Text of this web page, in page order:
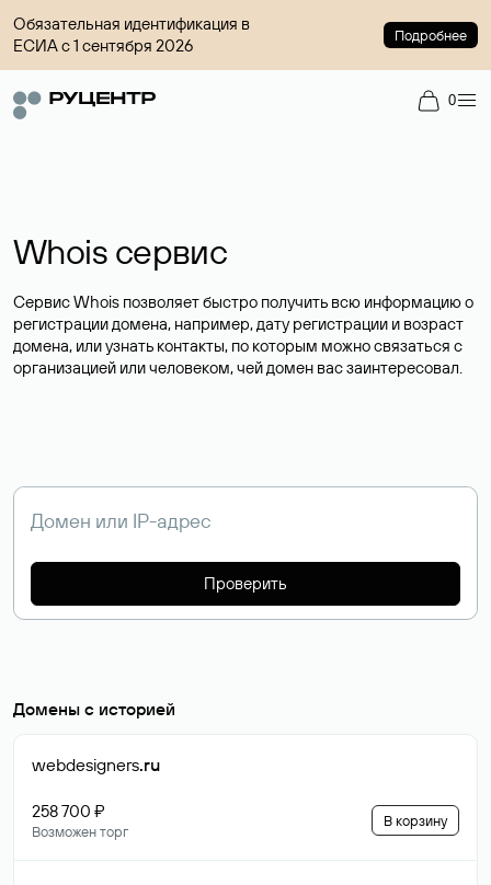
Обязательная идентификация в
ЕСИА с 1 сентября 2026
Подробнее
0
Whois сервис
Сервис Whois позволяет быстро получить всю информацию о
регистрации домена, например, дату регистрации и возраст
домена, или узнать контакты, по которым можно связаться с
организацией или человеком, чей домен вас заинтересовал.
Проверить
Домены с историей
webdesigners.ru
258 700 ₽
Возможен торг
В корзину